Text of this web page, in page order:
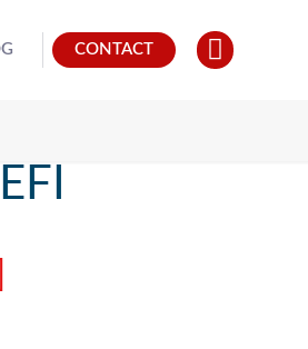
CONTACT